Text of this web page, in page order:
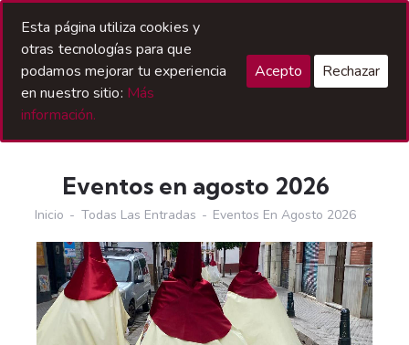
Eventos en agosto 2026
Inicio Todas Las Entradas Eventos En Agosto 2026
Esta página utiliza cookies y
otras tecnologías para que
podamos mejorar tu experiencia
en nuestro sitio: Más
información.
Acepto Rechazar